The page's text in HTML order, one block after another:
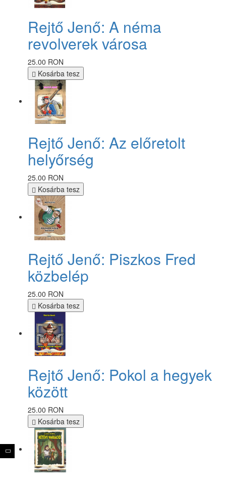
Rejtő Jenő: A néma
revolverek városa
25.00 RON
Kosárba tesz
Rejtő Jenő: Az előretolt
helyőrség
25.00 RON
Kosárba tesz
Rejtő Jenő: Piszkos Fred
közbelép
25.00 RON
Kosárba tesz
Rejtő Jenő: Pokol a hegyek
között
25.00 RON
Kosárba tesz